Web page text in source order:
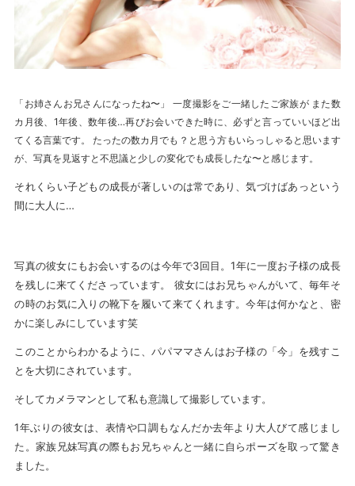
「お姉さんお兄さんになったね〜」 一度撮影をご一緒したご家族が また数
カ月後、1年後、数年後…再びお会いできた時に、必ずと言っていいほど出
てくる言葉です。 たったの数カ月でも？と思う方もいらっしゃると思います
が、写真を見返すと不思議と少しの変化でも成長したな〜と感じます。
それくらい子どもの成長が著しいのは常であり、気づけばあっという
間に大人に…
写真の彼女にもお会いするのは今年で3回目。1年に一度お子様の成長
を残しに来てくださっています。 彼女にはお兄ちゃんがいて、毎年そ
の時のお気に入りの靴下を履いて来てくれます。今年は何かなと、密
かに楽しみにしています笑
このことからわかるように、パパママさんはお子様の「今」を残すこ
とを大切にされています。
そしてカメラマンとして私も意識して撮影しています。
1年ぶりの彼女は、表情や口調もなんだか去年より大人びて感じまし
た。家族兄妹写真の際もお兄ちゃんと一緒に自らポーズを取って驚き
ました。